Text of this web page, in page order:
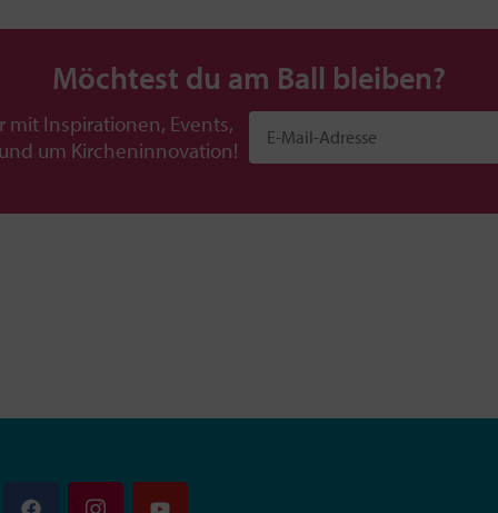
Möchtest du am Ball bleiben?
Inspirationen, Events,
um Kircheninnovation!